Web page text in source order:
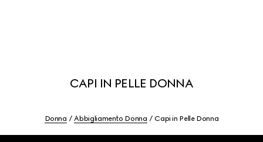
CAPI IN PELLE DONNA
Donna Abbigliamento Donna Capi in Pelle Donna